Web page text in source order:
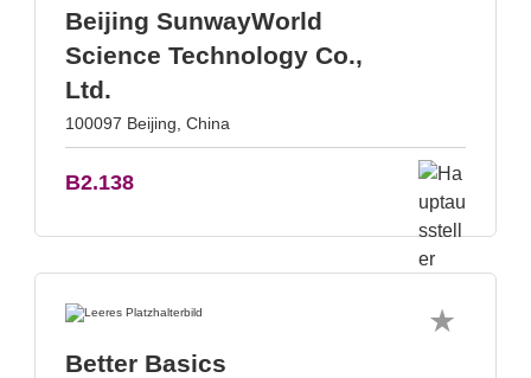
Beijing SunwayWorld
Science Technology Co.,
Ltd.
100097 Beijing, China
B2.138
Better Basics